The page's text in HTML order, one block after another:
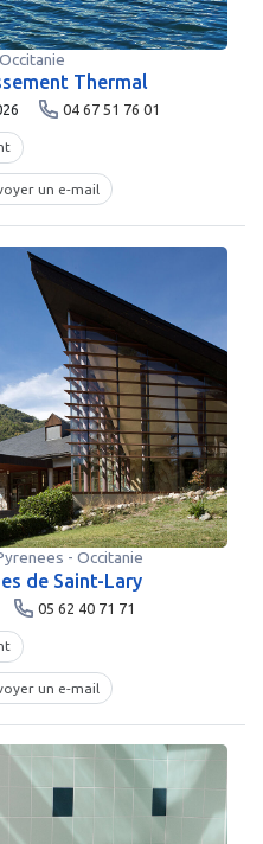
Thermal
04 67 51 76 01
un e-mail
- Occitanie
de Saint-Lary
05 62 40 71 71
un e-mail